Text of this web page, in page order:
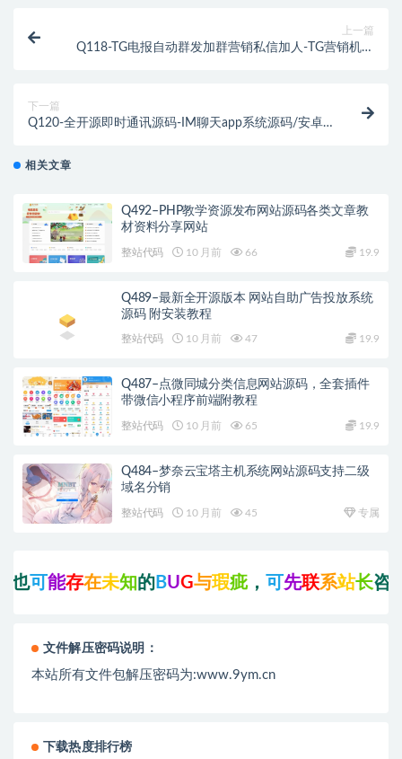
上一篇
Q118-TG电报自动群发加群营销私信加人-TG营销机器
下一篇
Q120-全开源即时通讯源码-IM聊天app系统源码/安卓
相关文章
Q492–PHP教学资源发布网站源码各类文章教
材资料分享网站
整站代码 10 月前 66 19.9
Q489–最新全开源版本 网站自助广告投放系统
源码 附安装教程
整站代码 10 月前 47 19.9
Q487–点微同城分类信息网站源码，全套插件
带微信小程序前端附教程
整站代码 10 月前 65 19.9
Q484–梦奈云宝塔主机系统网站源码支持二级
域名分销
整站代码 10 月前 45 专属
可能 存在未知的BUG与瑕疵，可先 联系站长咨询后
文件解压密码说明：
本站所有文件包解压密码为:www.9ym.cn
下载热度排行榜